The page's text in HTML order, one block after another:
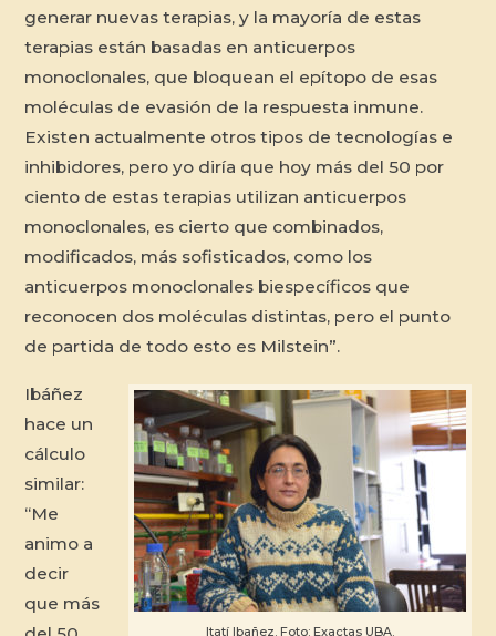
generar nuevas terapias, y la mayoría de estas
terapias están basadas en anticuerpos
monoclonales, que bloquean el epítopo de esas
moléculas de evasión de la respuesta inmune.
Existen actualmente otros tipos de tecnologías e
inhibidores, pero yo diría que hoy más del 50 por
ciento de estas terapias utilizan anticuerpos
monoclonales, es cierto que combinados,
modificados, más sofisticados, como los
anticuerpos monoclonales biespecíficos que
reconocen dos moléculas distintas, pero el punto
de partida de todo esto es Milstein”.
Itatí Ibañez. Foto: Exactas UBA.
Ibáñez
hace un
cálculo
similar:
“Me
animo a
decir
que más